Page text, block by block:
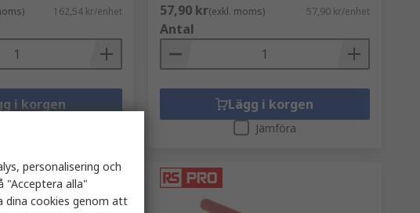
162,54 kr/enhet
i korgen
57,90 kr(exkl. moms) 57,90 kr/enhet
Antal
Lägg i korgen
Jämföra
personalisering och
"Acceptera alla"
dina cookies genom att